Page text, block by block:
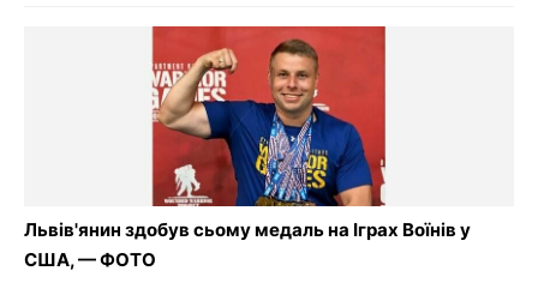
Львів'янин здобув сьому медаль на Іграх Воїнів у
США, — ФОТО